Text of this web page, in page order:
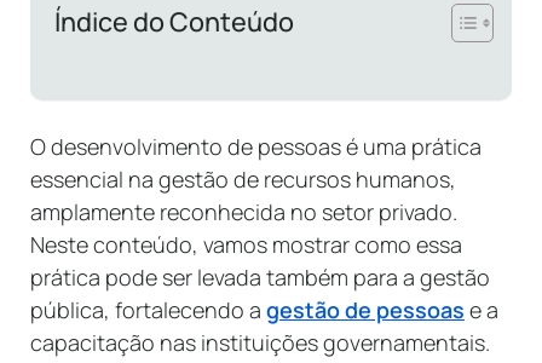
Índice do Conteúdo
O desenvolvimento de pessoas é uma prática
essencial na gestão de recursos humanos,
amplamente reconhecida no setor privado.
Neste conteúdo, vamos mostrar como essa
prática pode ser levada também para a gestão
pública, fortalecendo a gestão de pessoas e a
capacitação nas instituições governamentais.